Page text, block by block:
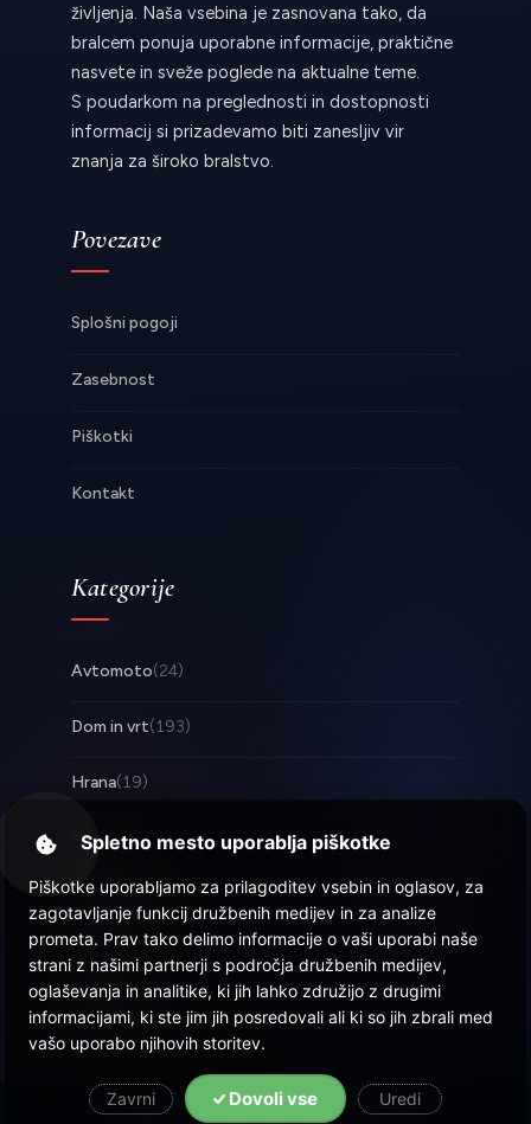
življenja. Naša vsebina je zasnovana tako, da
bralcem ponuja uporabne informacije, praktične
nasvete in sveže poglede na aktualne teme.
S poudarkom na preglednosti in dostopnosti
informacij si prizadevamo biti zanesljiv vir
znanja za široko bralstvo.
Povezave
Splošni pogoji
Zasebnost
Piškotki
Kontakt
Kategorije
Avtomoto(24)
Dom in vrt(193)
Hrana(19)
Posel(253)
Tehnologija(17)
Zabava(58)
Zdravje(22)
Spletno mesto uporablja piškotke
Piškotke uporabljamo za prilagoditev vsebin in oglasov, za
zagotavljanje funkcij družbenih medijev in za analize
prometa. Prav tako delimo informacije o vaši uporabi naše
strani z našimi partnerji s področja družbenih medijev,
oglaševanja in analitike, ki jih lahko združijo z drugimi
informacijami, ki ste jim jih posredovali ali ki so jih zbrali med
vašo uporabo njihovih storitev.
Zavrni Dovoli vse Uredi